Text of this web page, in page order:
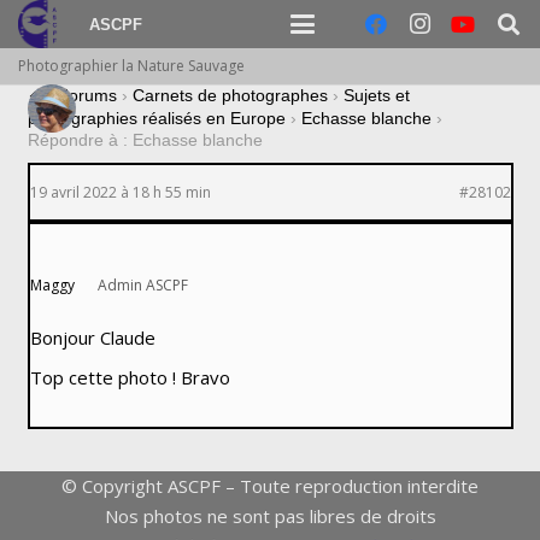
ASCPF
Photographier la Nature Sauvage
› Forums › Carnets de photographes › Sujets et
photographies réalisés en Europe › Echasse blanche ›
Répondre à : Echasse blanche
19 avril 2022 à 18 h 55 min #28102
Maggy Admin ASCPF
Bonjour Claude
Top cette photo ! Bravo
© Copyright ASCPF – Toute reproduction interdite
Nos photos ne sont pas libres de droits